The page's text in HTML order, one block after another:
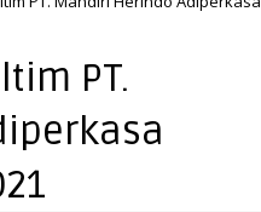
PT.